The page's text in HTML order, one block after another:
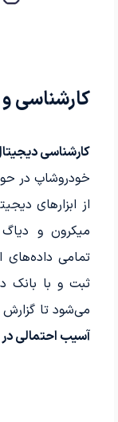
کارشناسی
خودروشاپ در
میکرون و
تمامی داده‌های
ثبت و با بانک
می‌شود تا
آسیب احتمالی در